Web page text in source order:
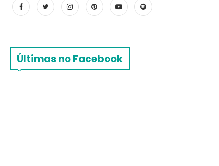
Últimas no Facebook